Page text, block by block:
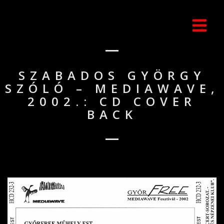
SZABADOS GYÖRGY
SZÓLÓ – MEDIAWAVE,
2002.: CD COVER
BACK